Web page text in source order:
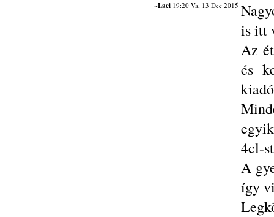
~Laci19:20 Va, 13 Dec 2015
is itt
Az
és
4cl-
A
így